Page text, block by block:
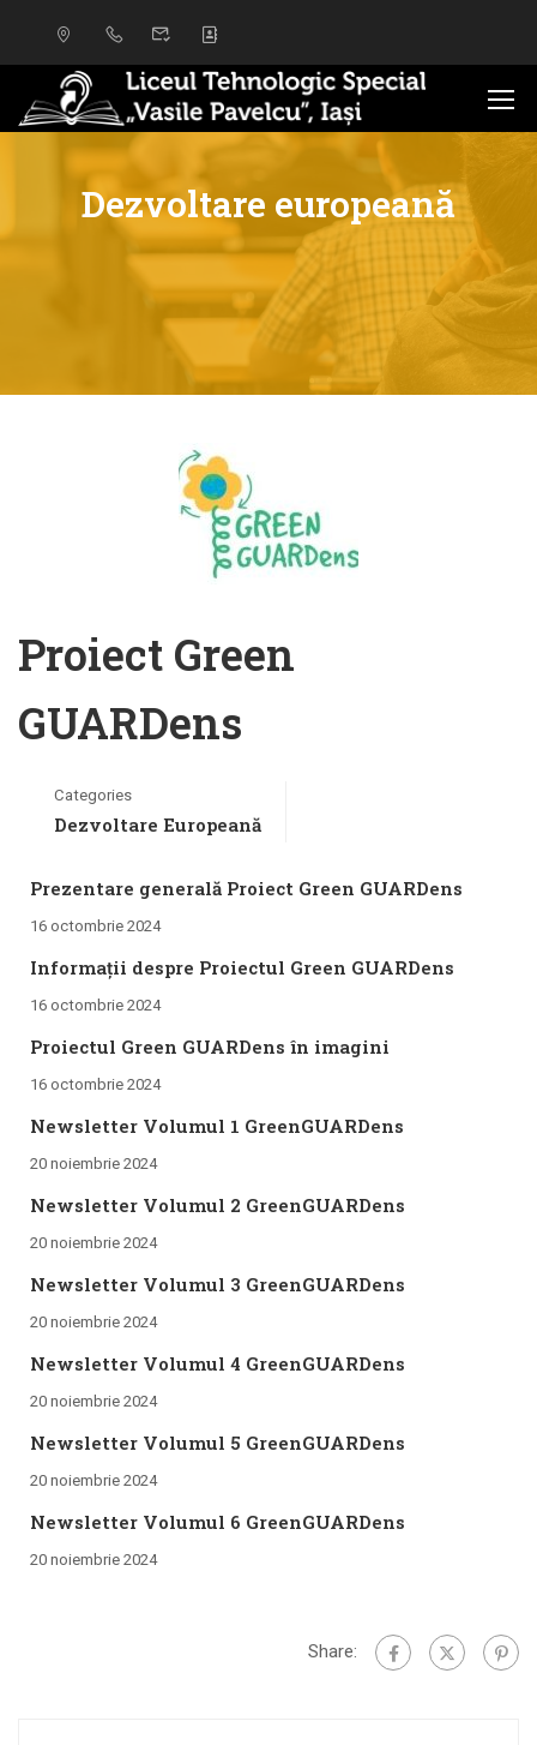
Dezvoltare europeană
Proiect Green
GUARDens
Categories
Dezvoltare Europeană
Prezentare generală Proiect Green GUARDens
16 octombrie 2024
Informații despre Proiectul Green GUARDens
16 octombrie 2024
Proiectul Green GUARDens în imagini
16 octombrie 2024
Newsletter Volumul 1 GreenGUARDens
20 noiembrie 2024
Newsletter Volumul 2 GreenGUARDens
20 noiembrie 2024
Newsletter Volumul 3 GreenGUARDens
20 noiembrie 2024
Newsletter Volumul 4 GreenGUARDens
20 noiembrie 2024
Newsletter Volumul 5 GreenGUARDens
20 noiembrie 2024
Newsletter Volumul 6 GreenGUARDens
20 noiembrie 2024
Share: